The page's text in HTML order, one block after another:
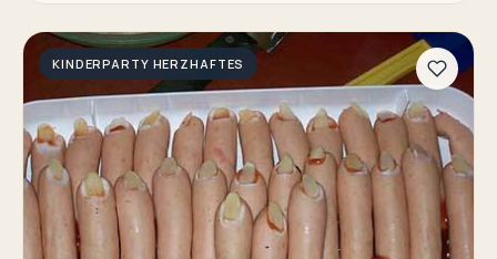
KINDERPARTY HERZHAFTES